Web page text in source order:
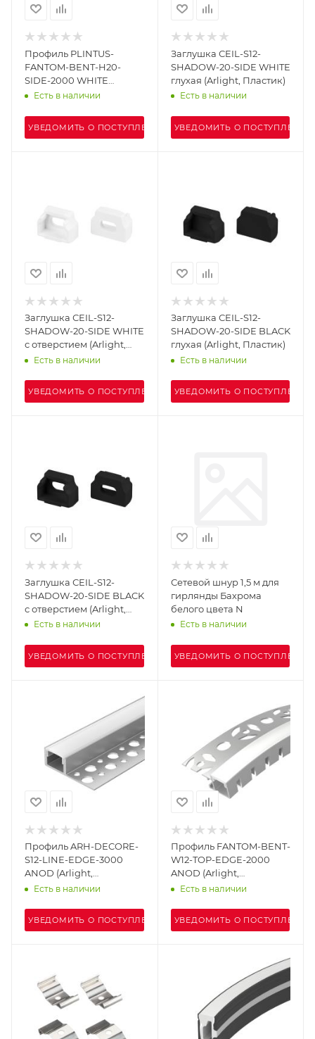
Профиль PLINTUS-
FANTOM-BENT-H20-
SIDE-2000 WHITE
(Arlight, Алюминий)
Есть в наличии
УВЕДОМИТЬ О ПОСТУПЛЕНИИ
Заглушка СEIL-S12-
SHADOW-20-SIDE WHITE
глухая (Arlight, Пластик)
Есть в наличии
УВЕДОМИТЬ О ПОСТУПЛЕНИИ
Заглушка СEIL-S12-
SHADOW-20-SIDE WHITE
с отверстием (Arlight,
Пластик)
Есть в наличии
УВЕДОМИТЬ О ПОСТУПЛЕНИИ
Заглушка СEIL-S12-
SHADOW-20-SIDE BLACK
глухая (Arlight, Пластик)
Есть в наличии
УВЕДОМИТЬ О ПОСТУПЛЕНИИ
Заглушка СEIL-S12-
SHADOW-20-SIDE BLACK
с отверстием (Arlight,
Пластик)
Есть в наличии
УВЕДОМИТЬ О ПОСТУПЛЕНИИ
Сетевой шнур 1,5 м для
гирлянды Бахрома
белого цвета N
Есть в наличии
УВЕДОМИТЬ О ПОСТУПЛЕНИИ
Профиль ARH-DECORE-
S12-LINE-EDGE-3000
ANOD (Arlight,
Алюминий)
Есть в наличии
УВЕДОМИТЬ О ПОСТУПЛЕНИИ
Профиль FANTOM-BENT-
W12-TOP-EDGE-2000
ANOD (Arlight,
Алюминий)
Есть в наличии
УВЕДОМИТЬ О ПОСТУПЛЕНИИ